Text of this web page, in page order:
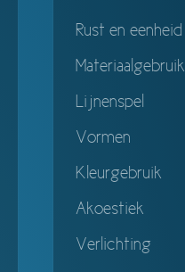
Rust en eenheid
Materiaalgebruik
Lijnenspel
Vormen
Kleurgebruik
Akoestiek
Verlichting